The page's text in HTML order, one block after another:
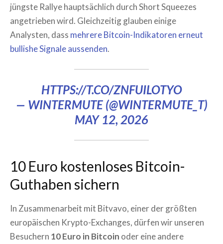
jüngste Rallye hauptsächlich durch Short Squeezes
angetrieben wird. Gleichzeitig glauben einige
Analysten, dass mehrere Bitcoin-Indikatoren erneut
bullishe Signale aussenden.
HTTPS://T.CO/ZNFUILOTYO
— WINTERMUTE (@WINTERMUTE_T)
MAY 12, 2026
10 Euro kostenloses Bitcoin-
Guthaben sichern
In Zusammenarbeit mit Bitvavo, einer der größten
europäischen Krypto-Exchanges, dürfen wir unseren
Besuchern 10 Euro in Bitcoin oder eine andere